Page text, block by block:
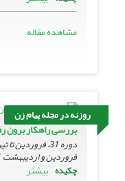
مشاهده مقاله
روزنه در مجله پیام زن
بررسی راهکار برون
فروردین و اردیبهشت 1401، صفحه
چکیده بیشتر